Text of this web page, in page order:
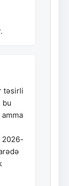
təsirli
bu
2026-